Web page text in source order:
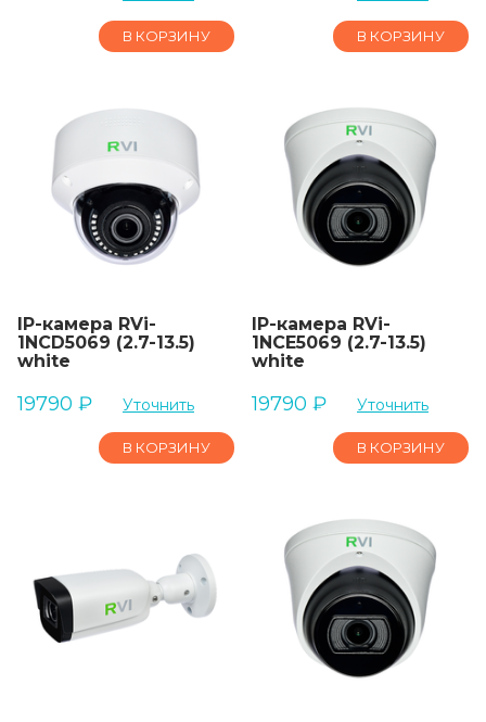
В КОРЗИНУ В КОРЗИНУ
IP-камера RVi-
1NCD5069 (2.7-13.5)
white
19790 ₽ Уточнить
В КОРЗИНУ
IP-камера RVi-
1NCE5069 (2.7-13.5)
white
19790 ₽ Уточнить
В КОРЗИНУ